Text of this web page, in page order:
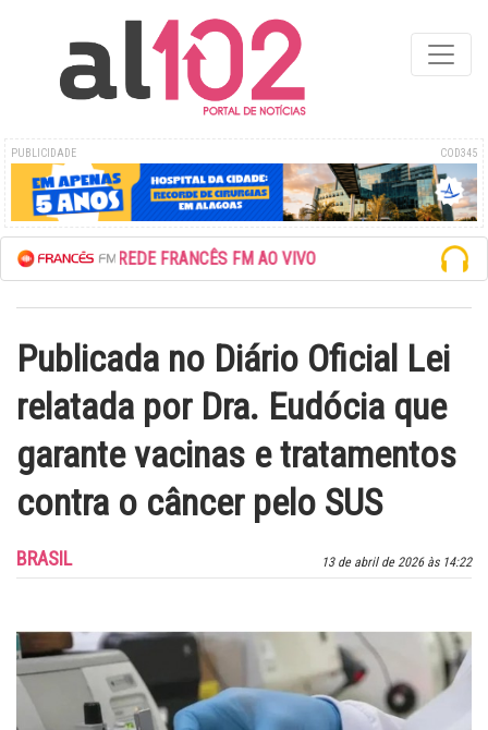
PUBLICIDADE COD345
ESCUTE A REDE FRANCÊS FM AO VIVO
Publicada no Diário Oficial Lei
relatada por Dra. Eudócia que
garante vacinas e tratamentos
contra o câncer pelo SUS
13 de abril de 2026 às 14:22
BRASIL